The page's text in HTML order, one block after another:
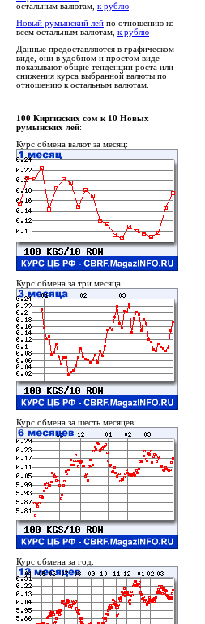
остальным валютам, к рублю
Новый румынский лей по отношению ко
всем остальным валютам, к рублю
Данные предоставляются в графическом
виде, они в удобном и простом виде
показывают общие тенденции роста или
снижения курса выбранной валюты по
отношению к остальным валютам.
100 Киргизских сом к 10 Новых
румынских лей:
Курс обмена валют за месяц:
Курс обмена за три месяца:
Курс обмена за шесть месяцев:
Курс обмена за год: